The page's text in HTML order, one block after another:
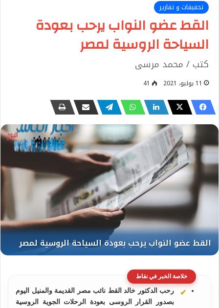
تحقيقات و تقارير
القط عضو النواب يرحب بعودة
السياحة الروسية لمصر
كتب / محمد مرسى
11 يوليو، 2021 41
خلاصة الخبر في نقاط
رحب الدكتور خالد القط نائب مصر القديمة والمنيل اليوم
بصدور القرار الروسى بعودة الرحلات الجوية الروسية